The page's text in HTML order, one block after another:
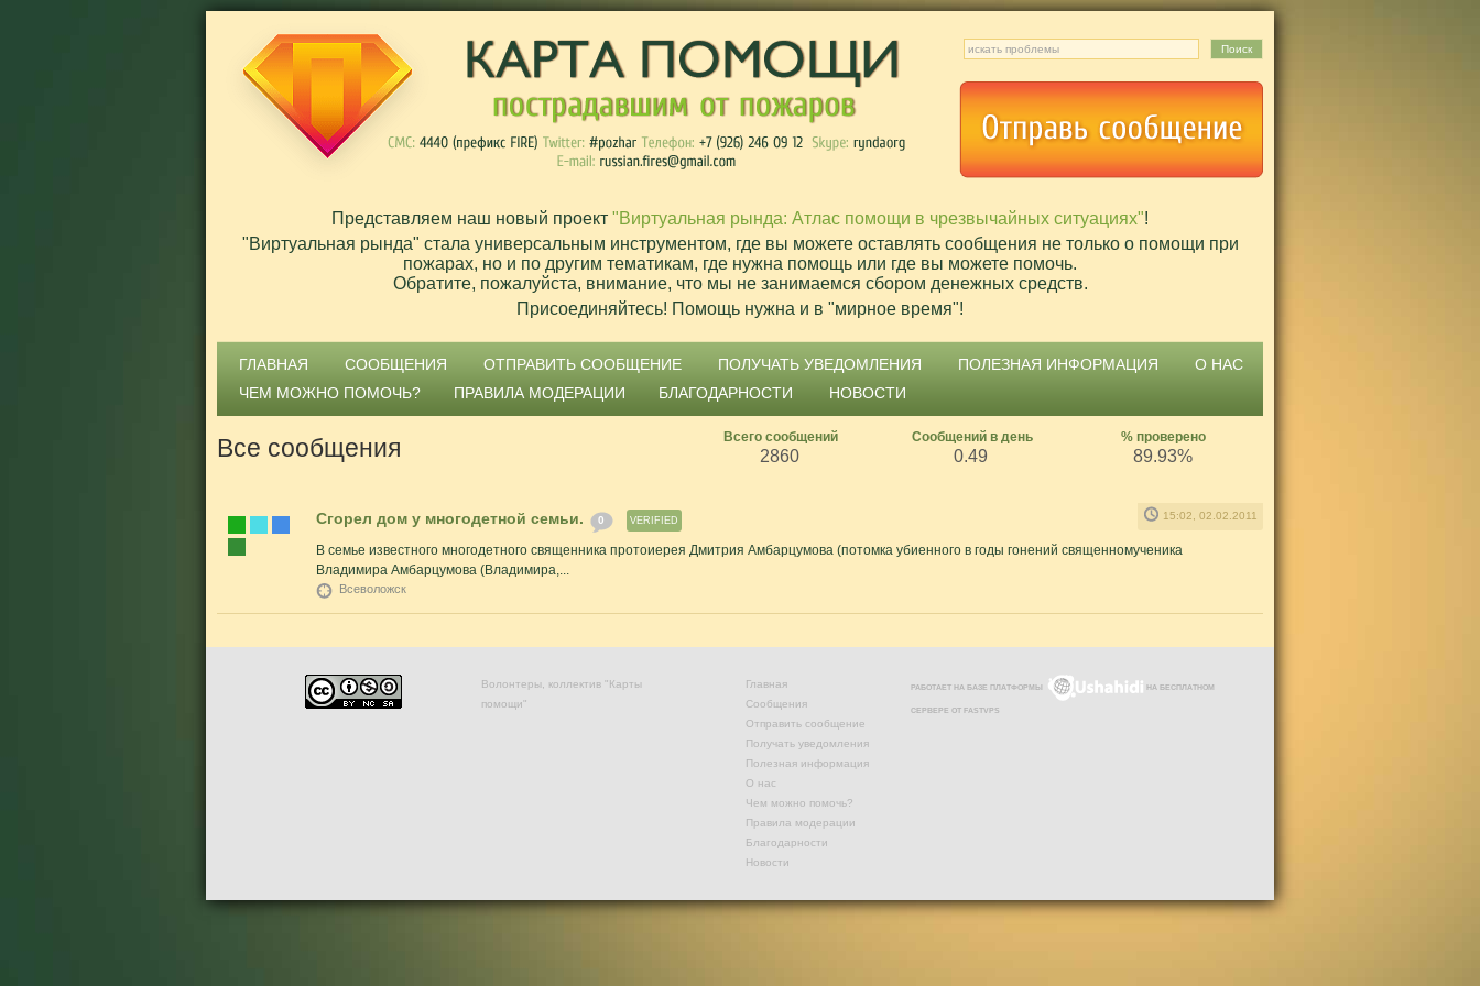
Представляем наш новый проект "Виртуальная рында: Атлас помощи в чрезвычайных ситуациях"!
"Виртуальная рында" стала универсальным инструментом, где вы можете оставлять сообщения не только о помощи при
пожарах, но и по другим тематикам, где нужна помощь или где вы можете помочь.
Обратите, пожалуйста, внимание, что мы не занимаемся сбором денежных средств.
Присоединяйтесь! Помощь нужна и в "мирное время"!
ГЛАВНАЯ СООБЩЕНИЯ ОТПРАВИТЬ СООБЩЕНИЕ ПОЛУЧАТЬ УВЕДОМЛЕНИЯ ПОЛЕЗНАЯ ИНФОРМАЦИЯ
О НАС
ЧЕМ МОЖНО ПОМОЧЬ?
ПРАВИЛА МОДЕРАЦИИ БЛАГОДАРНОСТИ НОВОСТИ
Всего сообщений Сообщений в день % проверено
2860 0.49 89.93%
Все сообщения
Сгорел дом у многодетной семьи. 0 VERIFIED 15:02, 02.02.2011
В семье известного многодетного священника протоиерея Дмитрия Амбарцумова (потомка убиенного в годы гонений священномученика
Владимира Амбарцумова (Владимира,...
Всеволожск
Волонтеры, коллектив "Карты
помощи"
Главная
Сообщения
Отправить сообщение
Получать уведомления
Полезная информация
О нас
Чем можно помочь?
Правила модерации
Благодарности
Новости
РАБОТАЕТ НА БАЗЕ ПЛАТФОРМЫ НА БЕСПЛАТНОМ
СЕРВЕРЕ ОТ FASTVPS